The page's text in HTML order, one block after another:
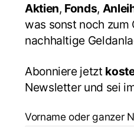
Aktien, Fonds,
was sonst noch zum
nachhaltige
Abonniere jetzt
Newsletter und sei
Vorname oder ganzer